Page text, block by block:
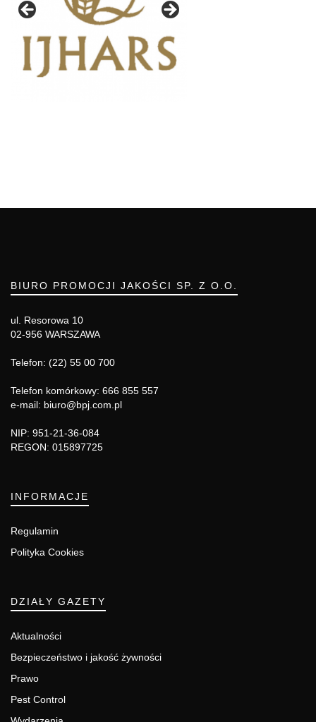
BIURO PROMOCJI JAKOŚCI SP. Z O.O.
ul. Resorowa 10
02-956 WARSZAWA
Telefon: (22) 55 00 700
Telefon komórkowy: 666 855 557
e-mail: biuro@bpj.com.pl
NIP: 951-21-36-084
REGON: 015897725
INFORMACJE
Regulamin
Polityka Cookies
DZIAŁY GAZETY
Aktualności
Bezpieczeństwo i jakość żywności
Prawo
Pest Control